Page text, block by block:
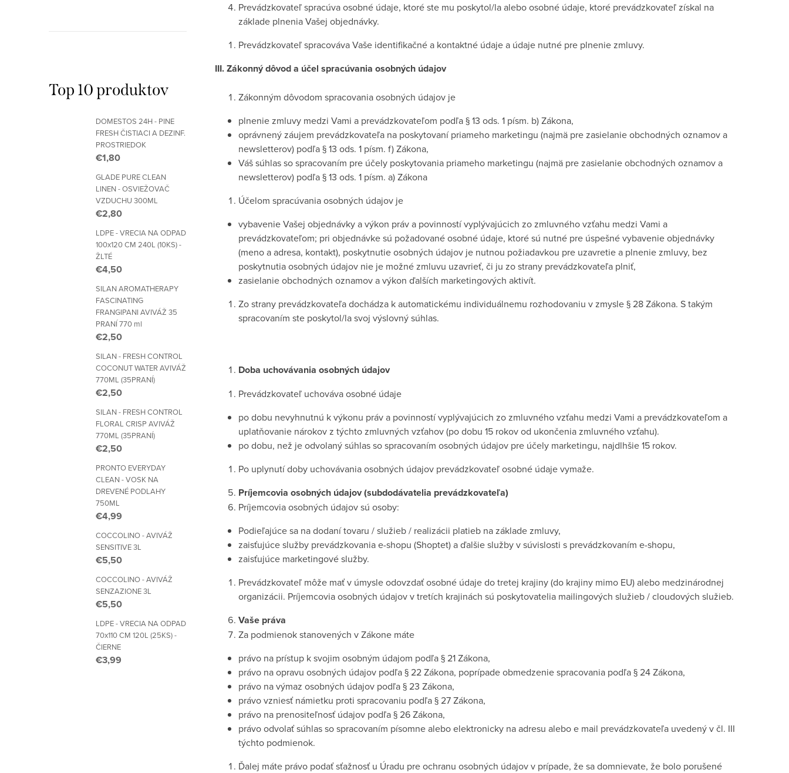
Top 10 produktov
DOMESTOS 24H - PINE
FRESH ČISTIACI A DEZINF.
PROSTRIEDOK
€1,80
GLADE PURE CLEAN
LINEN - OSVIEŽOVAČ
VZDUCHU 300ML
€2,80
LDPE - VRECIA NA ODPAD
100x120 CM 240L (10KS) -
ŽLTÉ
€4,50
SILAN AROMATHERAPY
FASCINATING
FRANGIPANI AVIVÁŽ 35
PRANÍ 770 ml
€2,50
SILAN - FRESH CONTROL
COCONUT WATER AVIVÁŽ
770ML (35PRANÍ)
€2,50
SILAN - FRESH CONTROL
FLORAL CRISP AVIVÁŽ
770ML (35PRANÍ)
€2,50
PRONTO EVERYDAY
CLEAN - VOSK NA
DREVENÉ PODLAHY
750ML
€4,99
COCCOLINO - AVIVÁŽ
SENSITIVE 3L
€5,50
COCCOLINO - AVIVÁŽ
SENZAZIONE 3L
€5,50
LDPE - VRECIA NA ODPAD
70x110 CM 120L (25KS) -
ČIERNE
€3,99
Prevádzkovateľ spracúva osobné údaje, ktoré ste mu poskytol/la alebo osobné údaje, ktoré prevádzkovateľ získal na
základe plnenia Vašej objednávky.
Prevádzkovateľ spracováva Vaše identifikačné a kontaktné údaje a údaje nutné pre plnenie zmluvy.
III. Zákonný dôvod a účel spracúvania osobných údajov
Zákonným dôvodom spracovania osobných údajov je
plnenie zmluvy medzi Vami a prevádzkovateľom podľa § 13 ods. 1 písm. b) Zákona,
oprávnený záujem prevádzkovateľa na poskytovaní priameho marketingu (najmä pre zasielanie obchodných oznamov a
newsletterov) podľa § 13 ods. 1 písm. f) Zákona,
Váš súhlas so spracovaním pre účely poskytovania priameho marketingu (najmä pre zasielanie obchodných oznamov a
newsletterov) podľa § 13 ods. 1 písm. a) Zákona
Účelom spracúvania osobných údajov je
vybavenie Vašej objednávky a výkon práv a povinností vyplývajúcich zo zmluvného vzťahu medzi Vami a
prevádzkovateľom; pri objednávke sú požadované osobné údaje, ktoré sú nutné pre úspešné vybavenie objednávky
(meno a adresa, kontakt), poskytnutie osobných údajov je nutnou požiadavkou pre uzavretie a plnenie zmluvy, bez
poskytnutia osobných údajov nie je možné zmluvu uzavrieť, či ju zo strany prevádzkovateľa plniť,
zasielanie obchodných oznamov a výkon ďalších marketingových aktivít.
Zo strany prevádzkovateľa dochádza k automatickému individuálnemu rozhodovaniu v zmysle § 28 Zákona. S takým
spracovaním ste poskytol/la svoj výslovný súhlas.
Doba uchovávania osobných údajov
Prevádzkovateľ uchováva osobné údaje
po dobu nevyhnutnú k výkonu práv a povinností vyplývajúcich zo zmluvného vzťahu medzi Vami a prevádzkovateľom a
uplatňovanie nárokov z týchto zmluvných vzťahov (po dobu 15 rokov od ukončenia zmluvného vzťahu).
po dobu, než je odvolaný súhlas so spracovaním osobných údajov pre účely marketingu, najdlhšie 15 rokov.
Po uplynutí doby uchovávania osobných údajov prevádzkovateľ osobné údaje vymaže.
Príjemcovia osobných údajov (subdodávatelia prevádzkovateľa)
Príjemcovia osobných údajov sú osoby:
Podieľajúce sa na dodaní tovaru / služieb / realizácii platieb na základe zmluvy,
zaisťujúce služby prevádzkovania e-shopu (Shoptet) a ďalšie služby v súvislosti s prevádzkovaním e-shopu,
zaisťujúce marketingové služby.
Prevádzkovateľ môže mať v úmysle odovzdať osobné údaje do tretej krajiny (do krajiny mimo EU) alebo medzinárodnej
organizácii. Príjemcovia osobných údajov v tretích krajinách sú poskytovatelia mailingových služieb / cloudových služieb.
Vaše práva
Za podmienok stanovených v Zákone máte
právo na prístup k svojim osobným údajom podľa § 21 Zákona,
právo na opravu osobných údajov podľa § 22 Zákona, poprípade obmedzenie spracovania podľa § 24 Zákona,
právo na výmaz osobných údajov podľa § 23 Zákona,
právo vzniesť námietku proti spracovaniu podľa § 27 Zákona,
právo na prenositeľnosť údajov podľa § 26 Zákona,
právo odvolať súhlas so spracovaním písomne alebo elektronicky na adresu alebo e mail prevádzkovateľa uvedený v čl. III
týchto podmienok.
Ďalej máte právo podať sťažnosť u Úradu pre ochranu osobných údajov v prípade, že sa domnievate, že bolo porušené